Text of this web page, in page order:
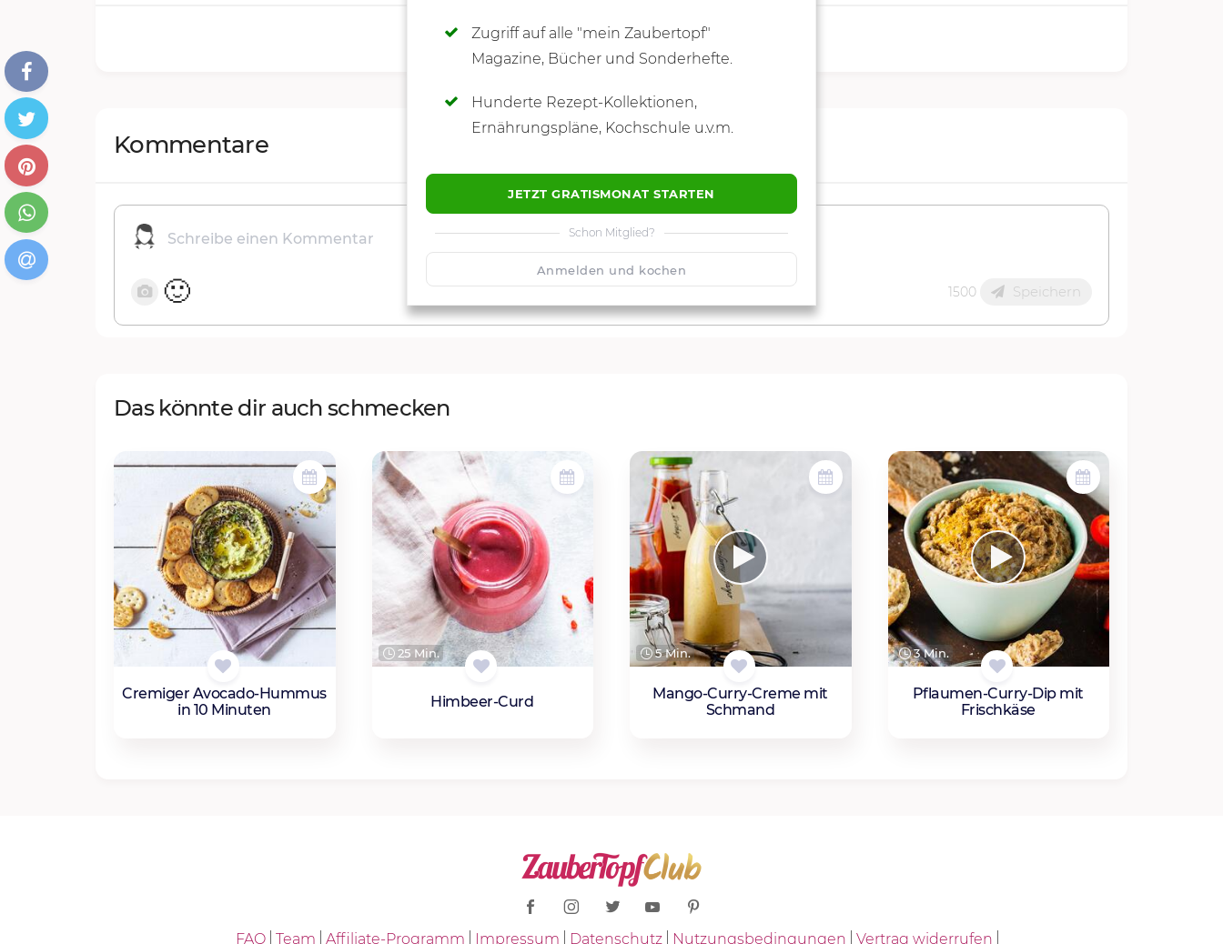
SCHREIBE NEUE NOTIZ
Zugriff auf alle "mein Zaubertopf"
Magazine, Bücher und Sonderhefte.
Hunderte Rezept-Kollektionen,
Ernährungspläne, Kochschule u.v.m.
JETZT GRATISMONAT STARTEN
Schon Mitglied?
Anmelden und kochen
Kommentare
🙂 1500 Speichern
Das könnte dir auch schmecken
Cremiger Avocado-Hummus
in 10 Minuten
25 Min.
Himbeer-Curd
5 Min.
Mango-Curry-Creme mit
Schmand
3 Min.
Pflaumen-Curry-Dip mit
Frischkäse
FAQ Team Affiliate-Programm Impressum Datenschutz Nutzungsbedingungen Vertrag widerrufen